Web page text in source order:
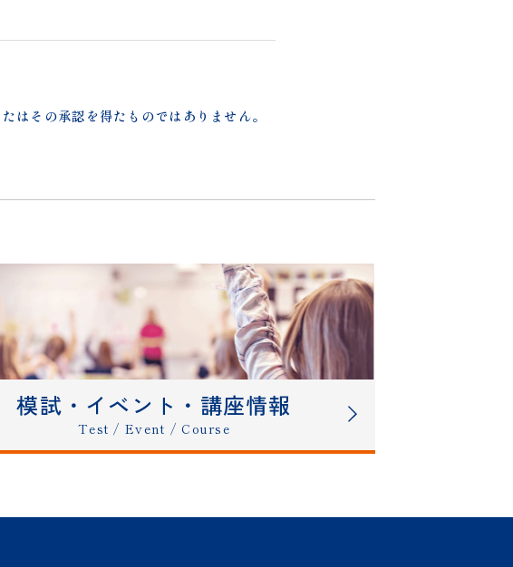
の申し込み受付を
付を開始しました。
申し込み受付を開始
その承認を得たものではありません。
模試・イベント・講座情報
Test / Event / Course